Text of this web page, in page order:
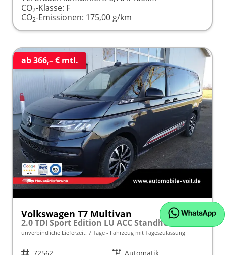
CO2-Klasse: F
CO2-Emissionen: 175,00 g/km
ab 366,– € mtl.
Volkswagen T7 Multivan
unverbindliche Lieferzeit: 7 Tage Fahrzeug mit Tageszulassung
Fahrzeugnr. 72562 Getriebe Automatik